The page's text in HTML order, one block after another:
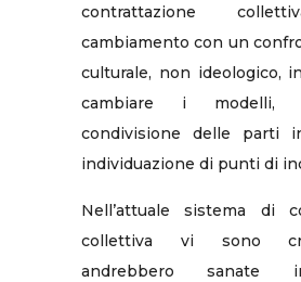
contrattazione
cambiamento con un
culturale, non ideologico,
cambiare i modelli,
condivisione delle parti
individuazione di punti di
Nell’attuale sistema di
collettiva vi sono
andrebbero sanate